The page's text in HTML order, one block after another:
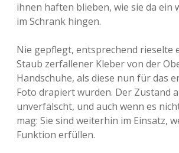
ihnen haften blieben, wie sie da ein
im Schrank hingen.
Nie gepflegt, entsprechend rieselte
Staub zerfallener Kleber von der
Handschuhe, als diese nun für das
Foto drapiert wurden. Der Zustand
unverfälscht, und auch wenn es
mag: Sie sind weiterhin im Einsatz,
Funktion erfüllen.